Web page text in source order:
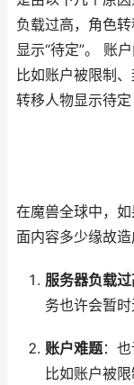
负载过高，角色
显示“待定”。 账
比如账户被限制
转移人物显示待
在魔兽全球中，
面内容多少缘故造
服务器负载
务也许会暂时
账户难题：也
比如账户被